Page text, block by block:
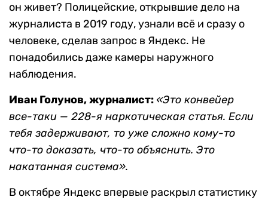
он живет? Полицейские, открывшие дело на
журналиста в 2019 году, узнали всё и сразу о
человеке, сделав запрос в Яндекс. Не
понадобились даже камеры наружного
наблюдения.
Иван Голунов, журналист: «Это конвейер
все-таки — 228-я наркотическая статья. Если
тебя задерживают, то уже сложно кому-то
что-то доказать, что-то объяснить. Это
накатанная система».
В октябре Яндекс впервые раскрыл статистику